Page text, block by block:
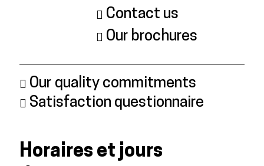
Contact us
Our brochures
Our quality commitments
Satisfaction questionnaire
Horaires et jours